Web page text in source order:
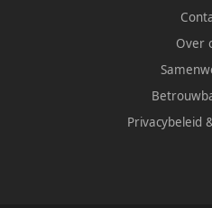
Over
Privacybeleid